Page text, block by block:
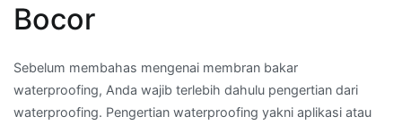
Bocor
Sebelum membahas mengenai membran bakar
waterproofing, Anda wajib terlebih dahulu pengertian dari
waterproofing. Pengertian waterproofing yakni aplikasi atau